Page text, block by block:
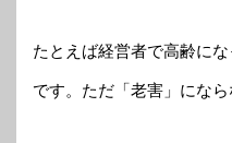
たとえば経営者で高齢に
です。ただ「老害」にな